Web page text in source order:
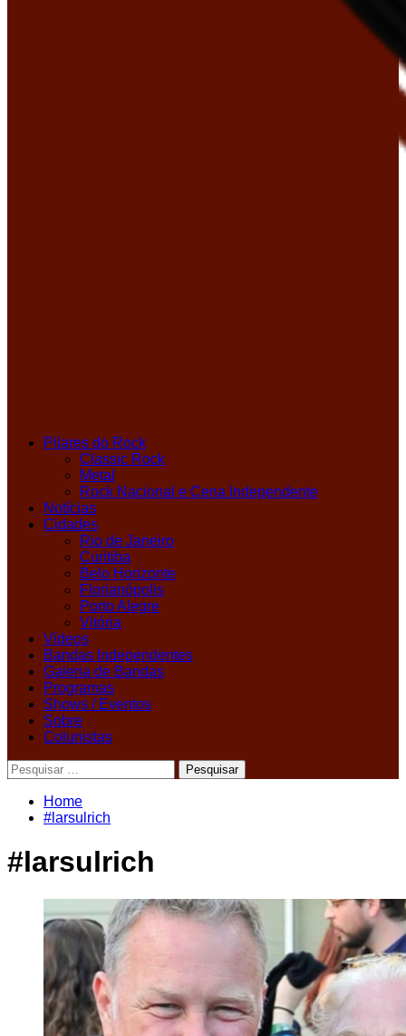
Pilares do Rock
Classic Rock
Metal
Rock Nacional e Cena Independente
Notícias
Cidades
Rio de Janeiro
Curitiba
Belo Horizonte
Florianópolis
Porto Alegre
Vitória
Vídeos
Bandas Independentes
Galeria de Bandas
Programas
Shows / Eventos
Sobre
Colunistas
Pesquisar
por:
Home
#larsulrich
#larsulrich